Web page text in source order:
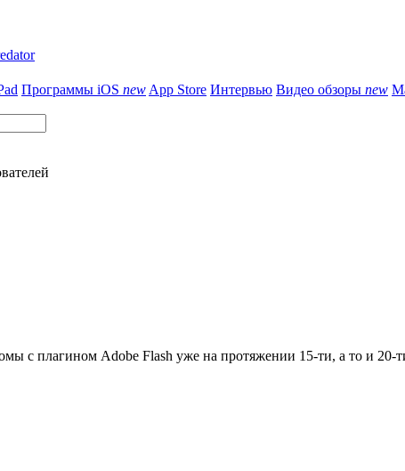
Программы iOS new App Store Интервью Видео обзоры new
с плагином Adobe Flash уже на протяжении 15-ти, а то и 20-